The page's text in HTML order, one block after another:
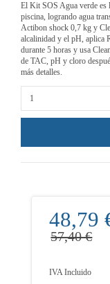
El Kit SOS Agua verde es
piscina, logrando agua
Actibon shock 0,7 kg y
alcalinidad y el pH, aplica
durante 5 horas y usa
de TAC, pH y cloro
más detalles.
48,79
57,40 €
IVA Incluido